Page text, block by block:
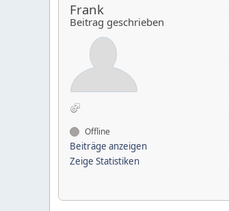
Frank
Beitrag geschrieben
Offline
Beiträge anzeigen
Zeige Statistiken